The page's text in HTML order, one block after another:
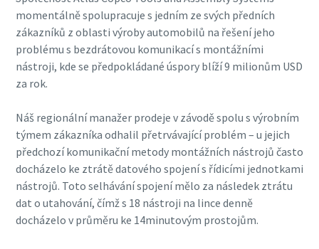
Je čas na kalibraci?
Zabezpečte si kvalitu a snižte počet vad díky kalibraci
nářadí a akreditované kalibraci zajištění kvality.
momentálně spolupracuje s jedním ze svých předních
zákazníků z oblasti výroby automobilů na řešení jeho
problému s bezdrátovou komunikací s montážními
nástroji, kde se předpokládané úspory blíží 9 milionům USD
za rok.
Náš regionální manažer prodeje v závodě spolu s výrobním
týmem zákazníka odhalil přetrvávající problém – u jejich
předchozí komunikační metody montážních nástrojů často
docházelo ke ztrátě datového spojení s řídicími jednotkami
nástrojů. Toto selhávání spojení mělo za následek ztrátu
dat o utahování, čímž s 18 nástroji na lince denně
docházelo v průměru ke 14minutovým prostojům.